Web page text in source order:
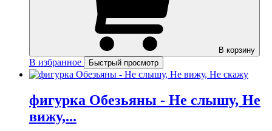
В корзину
В избранное Быстрый просмотр
фигурка Обезьяны - Не слышу, Не
вижу,...